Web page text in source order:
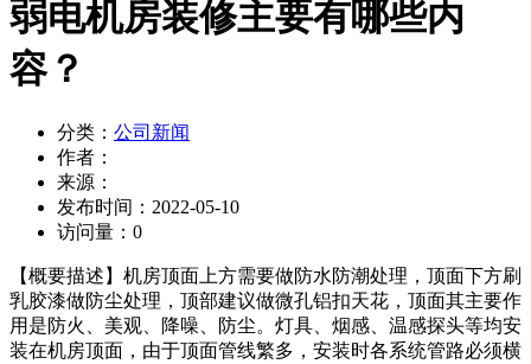
弱电机房装修主要有哪些内
容？
分类： 公司新闻
作者：
来源：
发布时间： 2022-05-10
访问量： 0
【概要描述】 机房顶面上方需要做防水防潮处理，顶面下方刷
乳胶漆做防尘处理，顶部建议做微孔铝扣天花，顶面其主要作
用是防火、美观、降噪、防尘。灯具、烟感、温感探头等均安
装在机房顶面，由于顶面管线繁多，安装时各系统管路必须横